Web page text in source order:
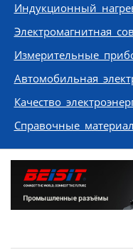
Индукционный
Электромагнитная
Измерительные
Автомобильная
Качество
Справочные